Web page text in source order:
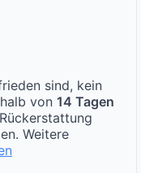
sind, kein
von 14 Tagen
Weitere